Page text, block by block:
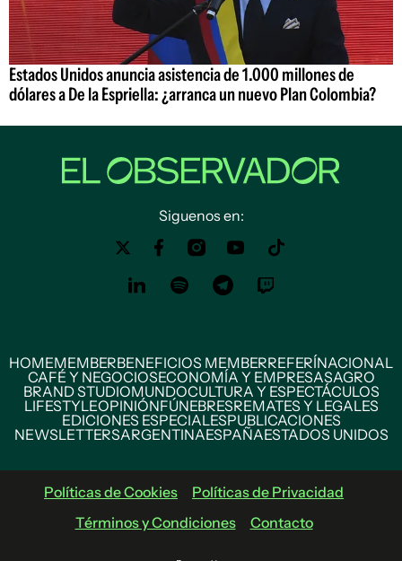
Estados Unidos anuncia asistencia de 1.000 millones de
dólares a De la Espriella: ¿arranca un nuevo Plan Colombia?
Siguenos en:
HOMEMEMBERBENEFICIOS MEMBERREFERÍNACIONAL
CAFÉ Y NEGOCIOSECONOMÍA Y EMPRESASAGRO
BRAND STUDIOMUNDOCULTURA Y ESPECTÁCULOS
LIFESTYLEOPINIÓNFÚNEBRESREMATES Y LEGALES
EDICIONES ESPECIALESPUBLICACIONES
NEWSLETTERSARGENTINAESPAÑAESTADOS UNIDOS
Políticas de Cookies
Políticas de Privacidad
Términos y Condiciones
Contacto